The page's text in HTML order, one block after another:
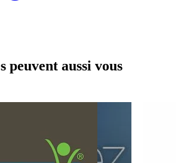
peuvent aussi vous